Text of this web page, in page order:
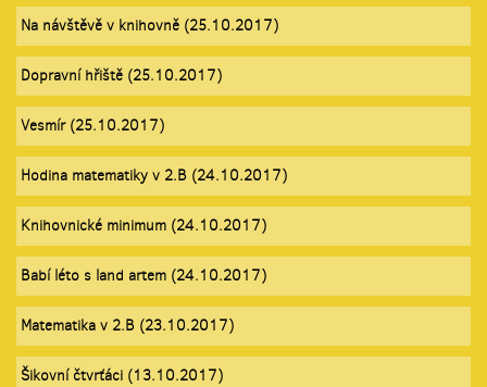
Na návštěvě v knihovně (25.10.2017)
Dopravní hřiště (25.10.2017)
Vesmír (25.10.2017)
Hodina matematiky v 2.B (24.10.2017)
Knihovnické minimum (24.10.2017)
Babí léto s land artem (24.10.2017)
Matematika v 2.B (23.10.2017)
Šikovní čtvrťáci (13.10.2017)